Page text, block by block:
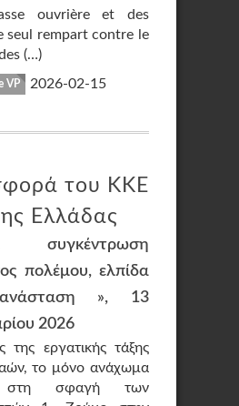
ouvrière et des
seul rempart contre le
(…)
VP 2026-02-15
του KKE
Ελλάδας
συγκέντρωση
πολέμου, ελπίδα
», 13
2026
εργατικής τάξης
το μόνο ανάχωμα
στη σφαγή των